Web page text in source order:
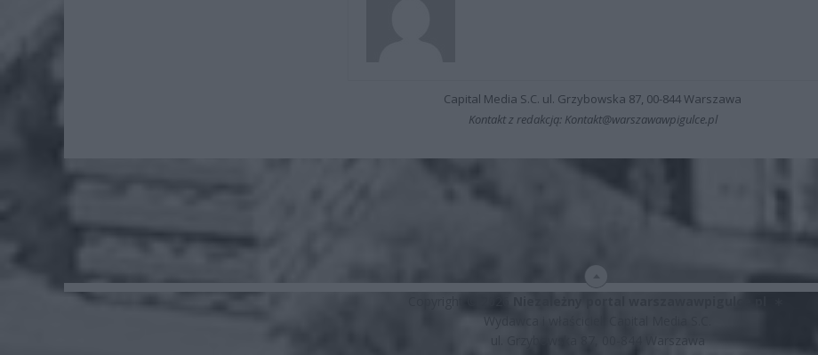
Capital Media S.C. ul. Grzybowska 87, 00-844 Warszawa
Kontakt z redakcją: Kontakt@warszawawpigulce.pl
ul. Grzybowska 87, 00-844 Warszawa